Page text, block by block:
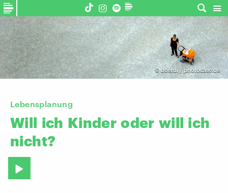
©boerdi / photocase.de
Lebensplanung
Will ich Kinder oder will ich
nicht?